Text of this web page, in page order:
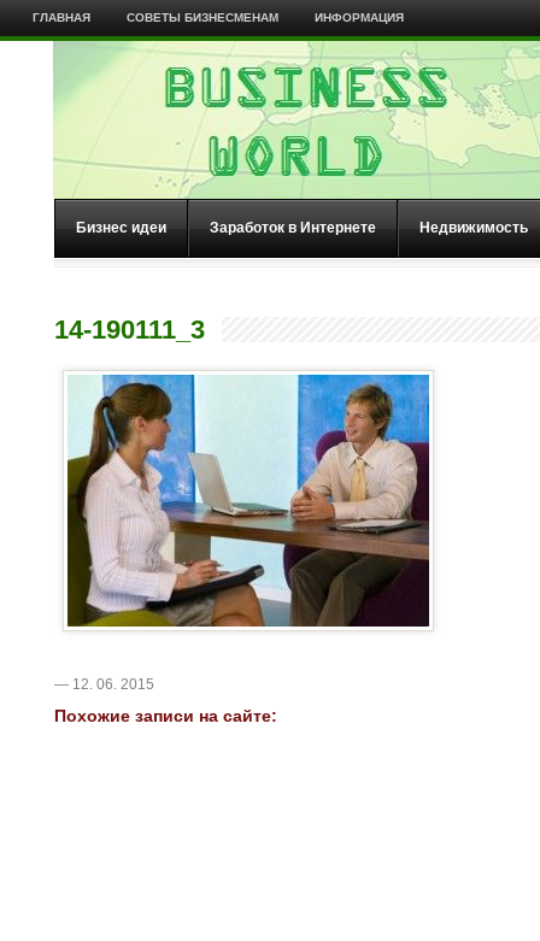
ГЛАВНАЯ СОВЕТЫ БИЗНЕСМЕНАМ ИНФОРМАЦИЯ
Бизнес идеи Заработок в Интернете Недвижимость
14-190111_3
— 12. 06. 2015
Похожие записи на сайте: